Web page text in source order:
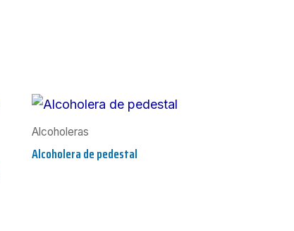
Alcoholeras
Alcoholera de pedestal